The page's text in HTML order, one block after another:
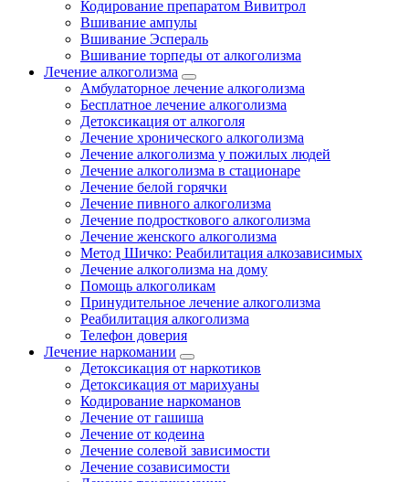
Кодирование препаратом Вивитрол
Вшивание ампулы
Вшивание Эспераль
Вшивание торпеды от алкоголизма
Лечение алкоголизма
Амбулаторное лечение алкоголизма
Бесплатное лечение алкоголизма
Детоксикация от алкоголя
Лечение хронического алкоголизма
Лечение алкоголизма у пожилых людей
Лечение алкоголизма в стационаре
Лечение белой горячки
Лечение пивного алкоголизма
Лечение подросткового алкоголизма
Лечение женского алкоголизма
Метод Шичко: Реабилитация алкозависимых
Лечение алкоголизма на дому
Помощь алкоголикам
Принудительное лечение алкоголизма
Реабилитация алкоголизма
Телефон доверия
Лечение наркомании
Детоксикация от наркотиков
Детоксикация от марихуаны
Кодирование наркоманов
Лечение от гашиша
Лечение от кодеина
Лечение солевой зависимости
Лечение созависимости